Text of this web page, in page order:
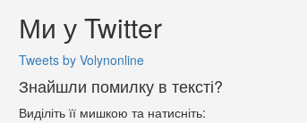
Ми у Twitter
Tweets by Volynonline
Знайшли помилку в тексті?
Виділіть її мишкою та натисніть: